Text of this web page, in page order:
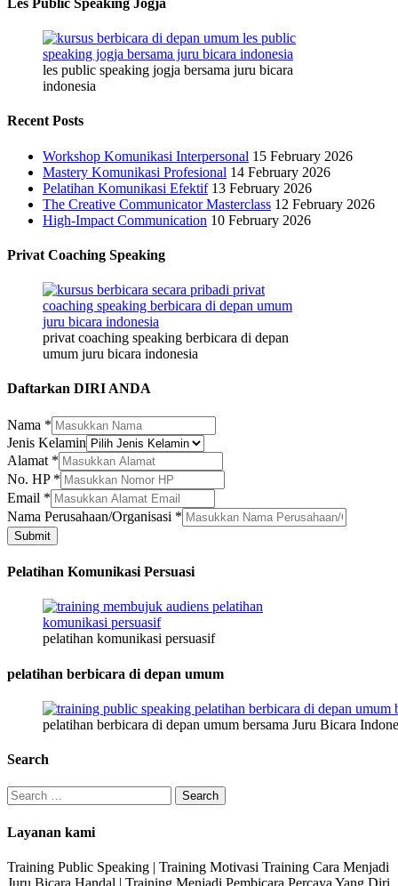
les public speaking jogja bersama juru bicara
indonesia
Recent Posts
Workshop Komunikasi Interpersonal 15 February 2026
Mastery Komunikasi Profesional 14 February 2026
Pelatihan Komunikasi Efektif 13 February 2026
The Creative Communicator Masterclass 12 February 2026
High-Impact Communication 10 February 2026
Privat Coaching Speaking
privat coaching speaking berbicara di depan
umum juru bicara indonesia
Daftarkan DIRI ANDA
Nama *
Jenis Kelamin
No.
Kelamin
Alamat
Alamat *
No. HP *
Email *
Nama Perusahaan/Organisasi *
Submit
Pelatihan Komunikasi Persuasi
pelatihan komunikasi persuasif
pelatihan berbicara di depan umum
pelatihan berbicara di depan umum bersama Juru Bicara
Search
Search
for:
Layanan kami
Training Public Speaking | Training Motivasi Training Cara Menjadi
Juru Bicara Handal | Training Menjadi Pembicara Percaya Yang Diri